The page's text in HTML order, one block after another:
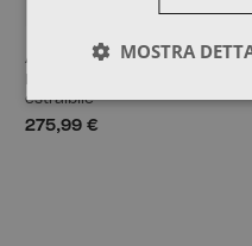
AROA
estraibile
275,99 €
MOSTRA